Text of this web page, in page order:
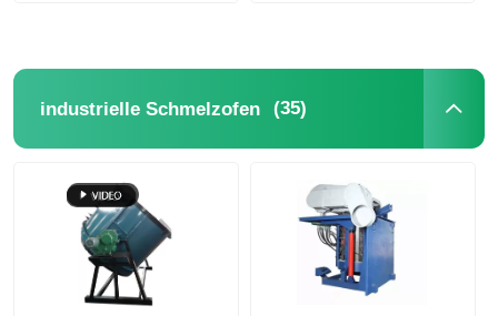
industrielle Schmelzofen (35)